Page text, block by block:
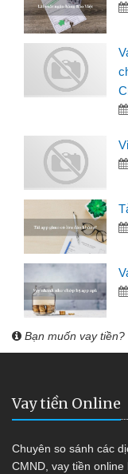
Bạn muốn vay tiền?
Vay tiền Online
Chuyên so sánh các
CMND, vay tiền